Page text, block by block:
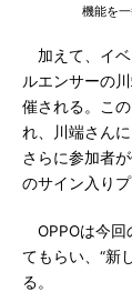
機能を
加えて、イベ
ルエンサーの
催される。こ
れ、川端さん
さらに参加者
のサイン入り
OPPOは今回
てもらい、“新
る。